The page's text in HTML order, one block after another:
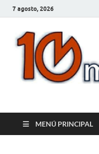
7 agosto, 2026
MENÚ PRINCIPAL